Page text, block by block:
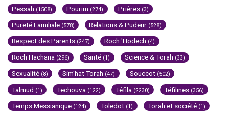
Pessah (1508) Pourim (274) Prières (3)
Pureté Familiale (578) Relations & Pudeur (528)
Respect des Parents (247) Roch 'Hodech (4)
Roch Hachana (296) Santé (1) Science & Torah (33)
Sexualité (8) Sim'hat Torah (47) Souccot (502)
Talmud (1) Techouva (122) Téfila (2230) Téfilines (356)
Temps Messianique (124) Toledot (1) Torah et société (1)